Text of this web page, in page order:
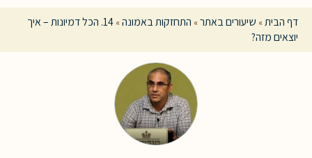
דף הבית» שיעורים באתר» התחזקות באמונה»
14. הכל דמיונות – איך
יוצאים מזה?